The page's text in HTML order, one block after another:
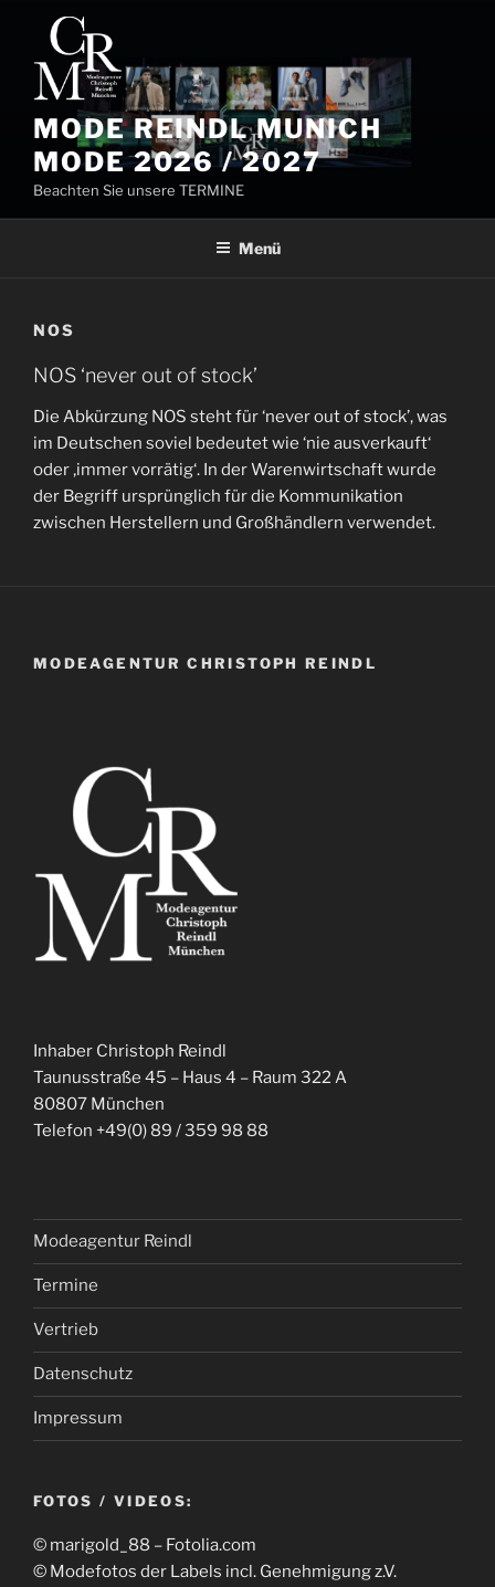
springen
MODE REINDL MUNICH
MODE 2026 / 2027
Beachten Sie unsere TERMINE
Menü
NOS
NOS ‘never out of stock’
Die Abkürzung NOS steht für ‘never out of stock’, was
im Deutschen soviel bedeutet wie ‘nie ausverkauft‘
oder ‚immer vorrätig‘. In der Warenwirtschaft wurde
der Begriff ursprünglich für die Kommunikation
zwischen Herstellern und Großhändlern verwendet.
MODEAGENTUR CHRISTOPH REINDL
Inhaber Christoph Reindl
Taunusstraße 45 – Haus 4 – Raum 322 A
80807 München
Telefon +49(0) 89 / 359 98 88
Modeagentur Reindl
Termine
Vertrieb
Datenschutz
Impressum
FOTOS / VIDEOS:
© marigold_88 – Fotolia.com
© Modefotos der Labels incl. Genehmigung z.V.